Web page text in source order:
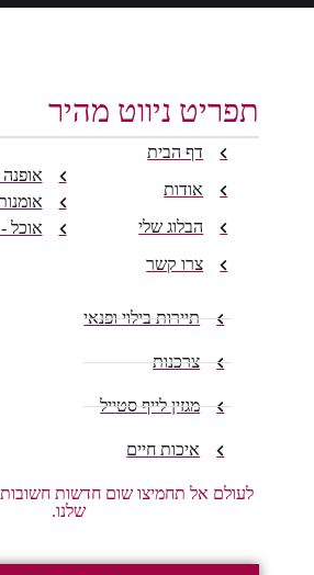
תפריט ניווט מהיר
דף הבית
אודות
הבלוג שלי
צרו קשר
אופנה
אוכל
תיירות בילוי ופנאי
צרכנות
מגזין לייף סטייל
איכות חיים
לעולם אל תחמיצו שום חדשות חשובות.
שלנו.